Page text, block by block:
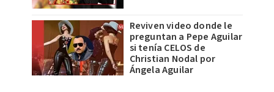
Reviven video donde le
preguntan a Pepe Aguilar
si tenía CELOS de
Christian Nodal por
Ángela Aguilar